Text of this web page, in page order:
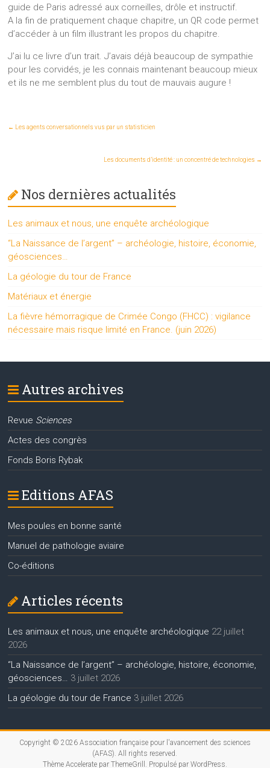
guide de Paris adressé aux corneilles, drôle et instructif.
A la fin de pratiquement chaque chapitre, un QR code permet
d’accéder à un film illustrant les propos du chapitre.
J’ai lu ce livre d’un trait. J’avais déjà beaucoup de sympathie
pour les corvidés, je les connais maintenant beaucoup mieux
et ils ne me semblent plus du tout de mauvais augure !
← Les agents conversationnels vus par un statisticien
Les documents d’identité : un concentré de technologies →
Nos dernières actualités
Les animaux et nous, une enquête archéologique
“La Naissance de l’argent” – archéologie, histoire, économie,
géosciences…
La géologie du tour de France
Matériaux et énergie
La fièvre hémorragique de Crimée Congo (FHCC) : vigilance
nécessaire mais risque limité en France. (juin 2026)
Autres archives
Revue Sciences
Actes des congrès
Fonds Boris Rybak
Editions AFAS
Mes poules en bonne santé
Manuel de pathologie aviaire
Co-éditions
Articles récents
Les animaux et nous, une enquête archéologique 22 juillet
2026
“La Naissance de l’argent” – archéologie, histoire, économie,
géosciences…
3 juillet 2026
La géologie du tour de France 3 juillet 2026
Copyright © 2026 Association française pour l'avancement des sciences
(AFAS) . All rights reserved.
Thème Acceleratepar ThemeGrill. Propulsé par WordPress